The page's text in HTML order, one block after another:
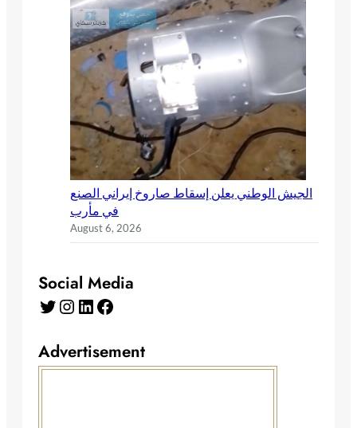
الجيش الوطني يعلن إسقاط صاروخ إيراني الصنع
في مأرب
August 6, 2026
Social Media
Advertisement